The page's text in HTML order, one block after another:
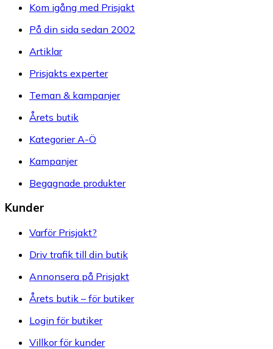
Kom igång med Prisjakt
På din sida sedan 2002
Artiklar
Prisjakts experter
Teman & kampanjer
Årets butik
Kategorier A-Ö
Kampanjer
Begagnade produkter
Kunder
Varför Prisjakt?
Driv trafik till din butik
Annonsera på Prisjakt
Årets butik – för butiker
Login för butiker
Villkor för kunder